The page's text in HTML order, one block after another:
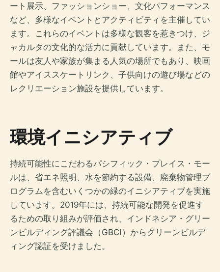
ート展示、ファッションショー、文化パフォーマンス
など、多様なイベントとアクティビティを主催してい
ます。これらのイベントは多様な観客を惹きつけ、ジ
ャカルタの文化的な活力に貢献しています。また、モ
ールは友人や家族が集まる人気の場所でもあり、映画
館やアイススケートリンク、子供向けの遊び場などの
レクリエーション施設を提供しています。
環境イニシアティブ
持続可能性にこだわるパシフィック・プレイス・モー
ルは、省エネ照明、水を節約する設備、廃棄物管理プ
ログラムを含むいくつかの緑のイニシアティブを実施
しています。2019年には、持続可能な開発を促進す
るための取り組みが評価され、インドネシア・グリー
ンビルディング評議会（GBCI）からグリーンビルデ
ィング認証を受けました。